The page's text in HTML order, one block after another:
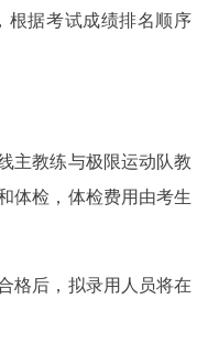
根据考试成绩排名顺序
教练与极限运动队教
体检，体检费用由考生
后，拟录用人员将在